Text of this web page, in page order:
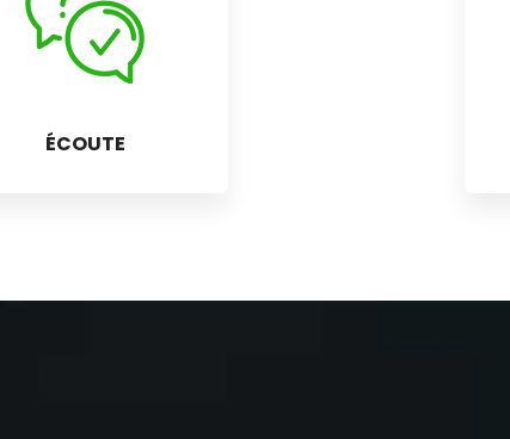
ÉCOUTE